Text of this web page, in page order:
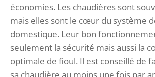
économies. Les chaudières sont
mais elles sont le cœur du système
domestique. Leur bon
seulement la sécurité mais aussi la
optimale de fioul. Il est conseillé de
sa chaudière au moins une fois par